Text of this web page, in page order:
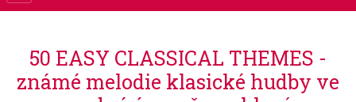
50 EASY CLASSICAL THEMES -
známé melodie klasické hudby ve